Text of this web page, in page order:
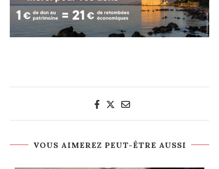
VOUS AIMEREZ PEUT-ÊTRE AUSSI